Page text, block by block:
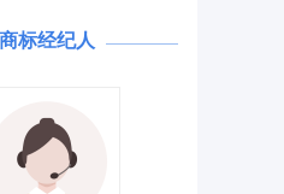
商标经纪人